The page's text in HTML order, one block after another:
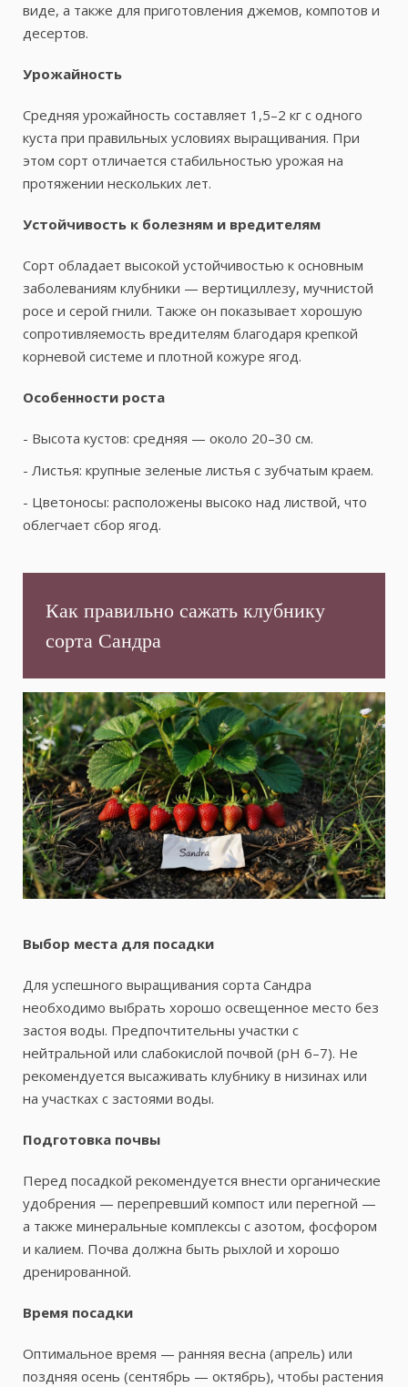
виде, а также для приготовления джемов, компотов и
десертов.
Урожайность
Средняя урожайность составляет 1,5–2 кг с одного
куста при правильных условиях выращивания. При
этом сорт отличается стабильностью урожая на
протяжении нескольких лет.
Устойчивость к болезням и вредителям
Сорт обладает высокой устойчивостью к основным
заболеваниям клубники — вертициллезу, мучнистой
росе и серой гнили. Также он показывает хорошую
сопротивляемость вредителям благодаря крепкой
корневой системе и плотной кожуре ягод.
Особенности роста
- Высота кустов: средняя — около 20–30 см.
- Листья: крупные зеленые листья с зубчатым краем.
- Цветоносы: расположены высоко над листвой, что
облегчает сбор ягод.
Как правильно сажать клубнику
сорта Сандра
Выбор места для посадки
Для успешного выращивания сорта Сандра
необходимо выбрать хорошо освещенное место без
застоя воды. Предпочтительны участки с
нейтральной или слабокислой почвой (pH 6–7). Не
рекомендуется высаживать клубнику в низинах или
на участках с застоями воды.
Подготовка почвы
Перед посадкой рекомендуется внести органические
удобрения — перепревший компост или перегной —
а также минеральные комплексы с азотом, фосфором
и калием. Почва должна быть рыхлой и хорошо
дренированной.
Время посадки
Оптимальное время — ранняя весна (апрель) или
поздняя осень (сентябрь — октябрь), чтобы растения